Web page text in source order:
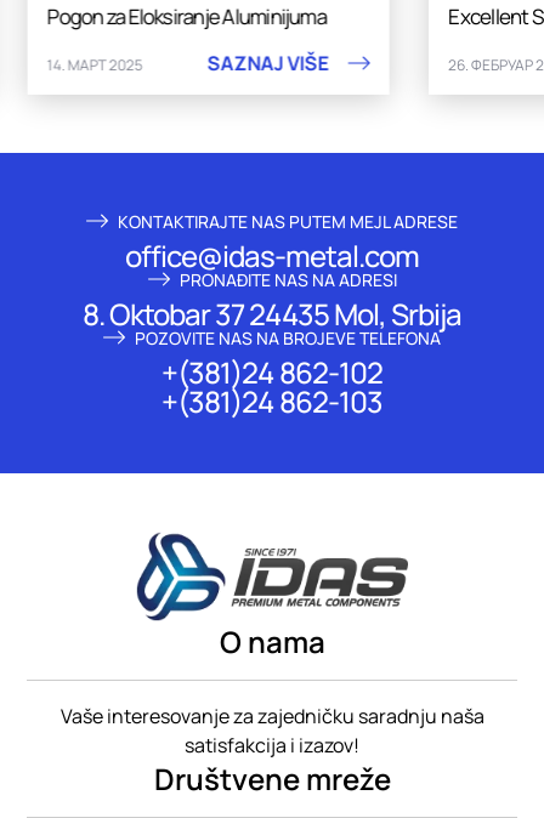
Pogon za Eloksiranje Aluminijuma
14. МАРТ 2025 SAZNAJ VIŠE
Excellent
26. ФЕБРУАР
KONTAKTIRAJTE NAS PUTEM MEJL ADRESE
office@idas-metal.com
PRONAĐITE NAS NA ADRESI
8. Oktobar 37 24435 Mol, Srbija
POZOVITE NAS NA BROJEVE TELEFONA
+(381)24 862-102
+(381)24 862-103
O nama
Vaše interesovanje za zajedničku saradnju naša
satisfakcija i izazov!
Društvene mreže